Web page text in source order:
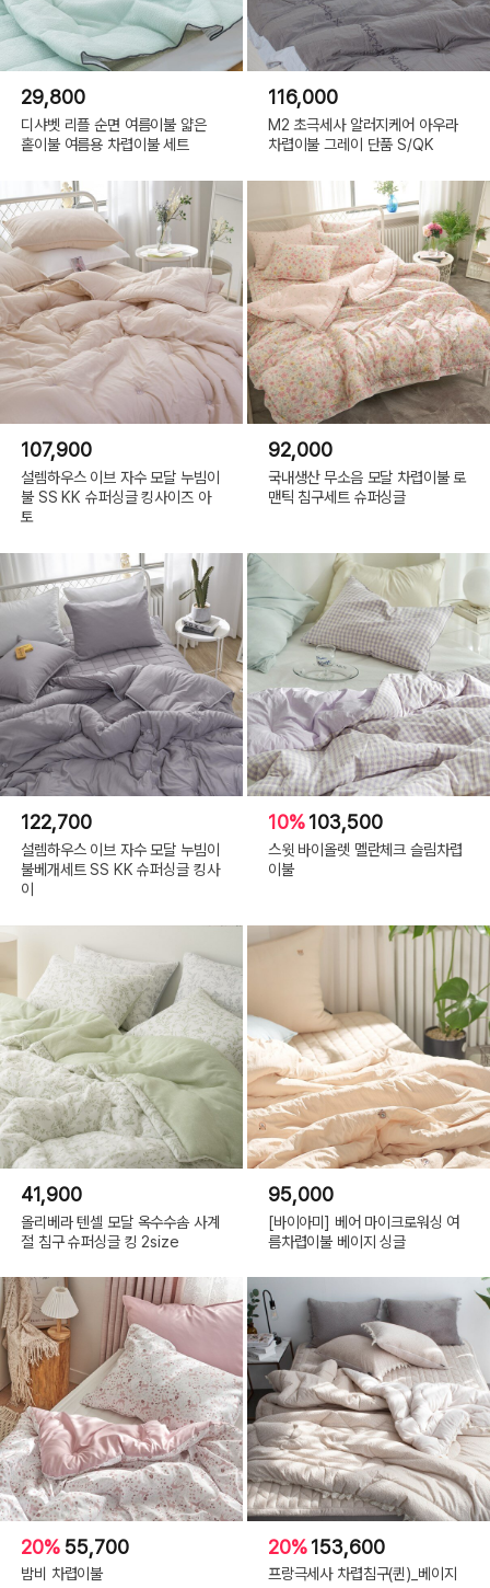
29,800
디샤벳 리플 순면 여름이불 얇은
홑이불 여름용 차렵이불 세트
116,000
M2 초극세사 알러지케어 아우라
차렵이불 그레이 단품 S/QK
107,900
설렘하우스 이브 자수 모달 누빔이
불 SS KK 슈퍼싱글 킹사이즈 아
토
92,000
국내생산 무소음 모달 차렵이불 로
맨틱 침구세트 슈퍼싱글
122,700
설렘하우스 이브 자수 모달 누빔이
불베개세트 SS KK 슈퍼싱글 킹사
이
10%103,500
스윗 바이올렛 멜란체크 슬림차렵
이불
41,900
올리베라 텐셀 모달 옥수수솜 사계
절 침구 슈퍼싱글 킹 2size
95,000
[바이아미] 베어 마이크로워싱 여
름차렵이불 베이지 싱글
20% 55,700
밤비 차렵이불
20%153,600
프랑극세사 차렵침구(퀸)_베이지